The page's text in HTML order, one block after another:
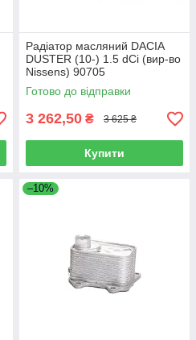
Радіатор масляний DACIA
DUSTER (10-) 1.5 dCi (вир-во
Nissens) 90705
Готово до відправки
3 262,50 ₴ 3 625 ₴
Купити
–10%